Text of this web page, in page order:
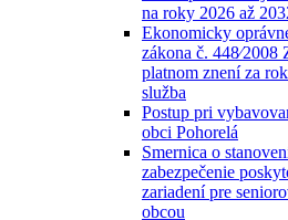
na roky 2026 až
Ekonomicky
zákona č.
platnom znení za
služba
Postup pri
obci Pohorelá
Smernica o
zabezpečenie
zariadení pre
obcou